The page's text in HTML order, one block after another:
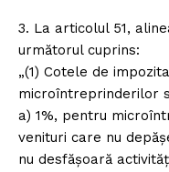
3. La articolul 51,
următorul cuprins:
„(1) Cotele de
microîntreprinderilor
a) 1%, pentru
venituri care nu
nu desfășoară